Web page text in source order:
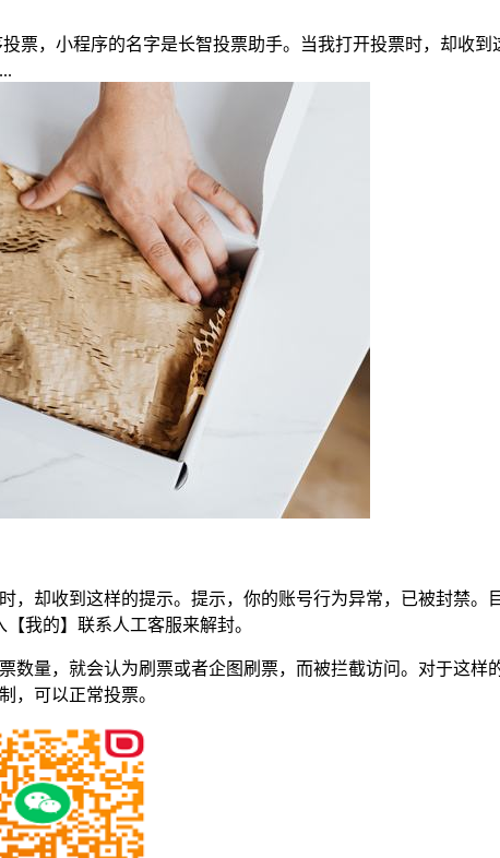
票，小程序的名字是长智投票助手。当我打开投票时，却收
却收到这样的提示。提示，你的账号行为异常，已被封禁。
我的】联系人工客服来解封。
量，就会认为刷票或者企图刷票，而被拦截访问。对于这样
，可以正常投票。